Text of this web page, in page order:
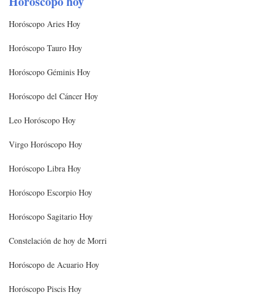
Horóscopo Aries Hoy
Horóscopo Tauro Hoy
Horóscopo Géminis Hoy
Horóscopo del Cáncer Hoy
Leo Horóscopo Hoy
Virgo Horóscopo Hoy
Horóscopo Libra Hoy
Horóscopo Escorpio Hoy
Horóscopo Sagitario Hoy
Constelación de hoy de Morri
Horóscopo de Acuario Hoy
Horóscopo Piscis Hoy